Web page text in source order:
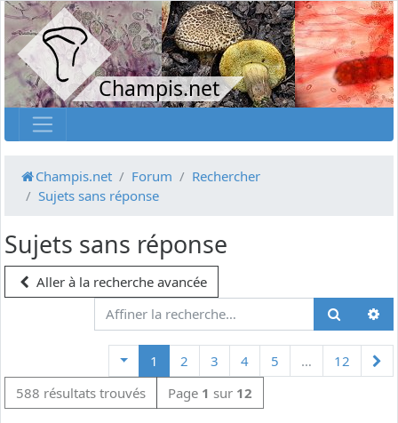
Champis.net
Champis.net Forum
Rechercher
Sujets sans réponse
Sujets sans réponse
Aller à la recherche avancée
1 2 3 4 5 … 12
588 résultats trouvés
Page 1 sur 12